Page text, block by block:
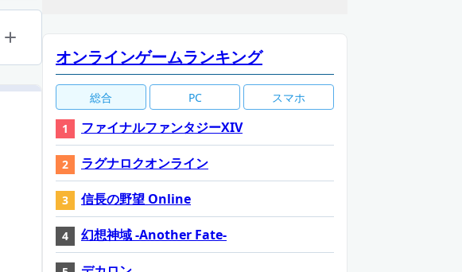
オンラインゲームランキング
総合 PC スマホ
ファイナルファンタジーXIV
ラグナロクオンライン
信長の野望 Online
幻想神域 -Another Fate-